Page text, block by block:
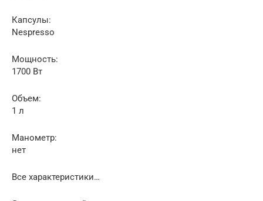
Капсулы:
Nespresso
Мощность:
1700 Вт
Объем:
1 л
Манометр:
нет
Все характеристики…